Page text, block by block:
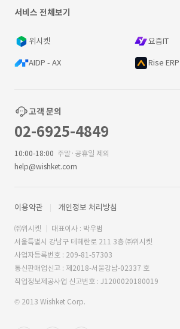
서비스 전체보기
위시켓 요즘IT
AIDP - AX Rise ERP
고객 문의
02-6925-4849
10:00-18:00 주말·공휴일 제외
help@wishket.com
이용약관 개인정보 처리방침
㈜위시켓
대표이사 : 박우범
서울특별시 강남구 테헤란로 211 3층 ㈜위시켓
사업자등록번호 : 209-81-57303
통신판매업신고 : 제2018-서울강남-02337 호
직업정보제공사업 신고번호 : J1200020180019
© 2013 Wishket Corp.